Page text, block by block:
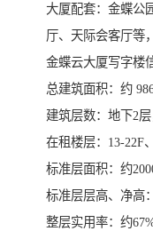
大厦配套：金蝶公
厅、天际会客厅等
金蝶云大厦写字楼
总建筑面积：约
建筑层数：地下2
在租楼层：13-22F
标准层面积：约
标准层层高、净高
整层实用率：约